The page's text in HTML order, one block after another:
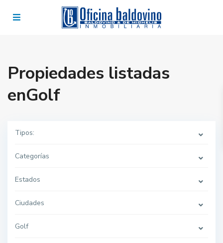
Propiedades listadas
enGolf
Tipos:
Categorías
Estados
Ciudades
Golf